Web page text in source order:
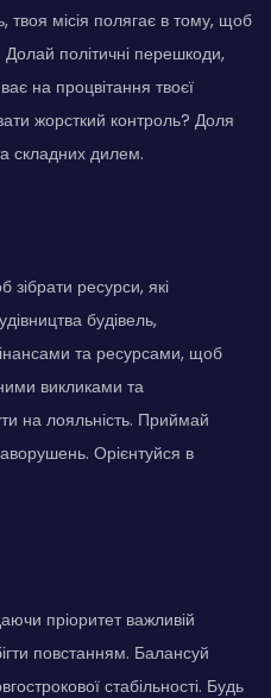
твоя місія полягає в тому, щоб
політичні перешкоди,
на процвітання твоєї
жорсткий контроль? Доля
складних дилем.
ресурси, які
будівель,
та ресурсами, щоб
викликами та
на лояльність. Приймай
Орієнтуйся в
пріоритет важливій
повстанням. Балансуй
стабільності. Будь